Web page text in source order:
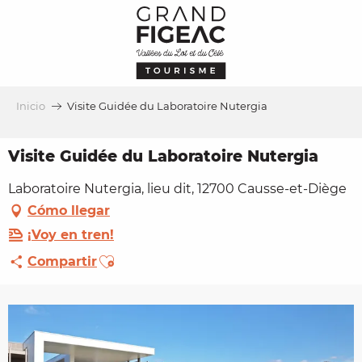
Inicio Visite Guidée du Laboratoire Nutergia
Visite Guidée du Laboratoire Nutergia
Laboratoire Nutergia, lieu dit, 12700 Causse-et-Diège
Cómo llegar
¡Voy en tren!
CompartirAjouter aux favoris